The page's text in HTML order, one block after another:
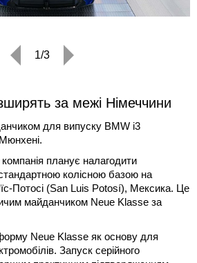
1/3
за межі Німеччини
для випуску BMW i3
планує налагодити
стандартною колісною базою на
Потосі (San Luis Potosí), Мексика. Це
майданчиком Neue Klasse за
Neue Klasse як основу для
Запуск серійного